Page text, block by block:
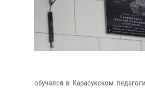
обучался в Карасукском